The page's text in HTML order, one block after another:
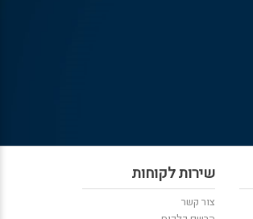
שירות לקוחות
צור קשר